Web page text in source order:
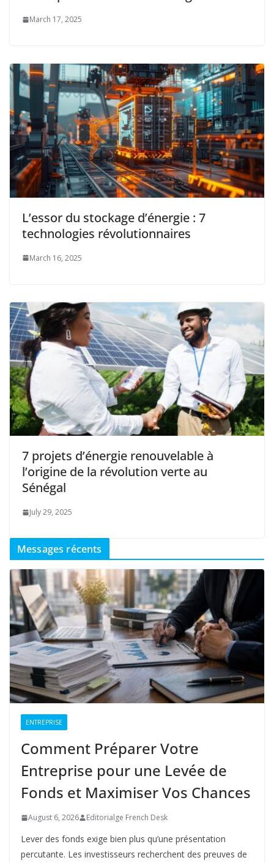
March 17, 2025
L’essor du stockage d’énergie : 7
technologies révolutionnaires
March 16, 2025
7 projets d’énergie renouvelable à
l’origine de la révolution verte au
Sénégal
July 29, 2025
Messages récents
ENTREPRISE
Comment Préparer Votre
Entreprise pour une Levée de
Fonds et Maximiser Vos Chances
August 6, 2026 Editorialge French Desk
Lever des fonds exige bien plus qu’une présentation
percutante. Les investisseurs recherchent des preuves de